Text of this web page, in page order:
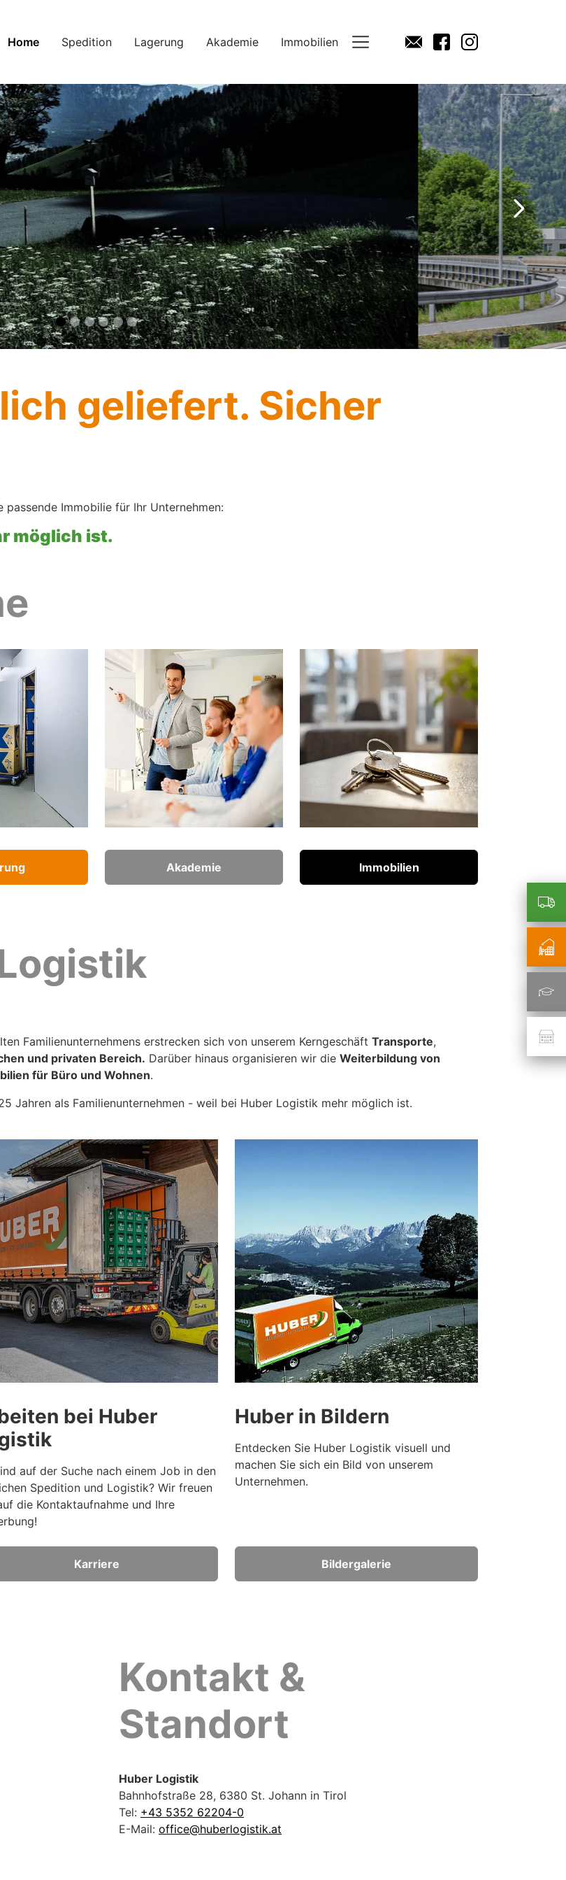
Home Spedition Lagerung Akademie Immobilien
geliefert. Sicher
Immobilie für Ihr Unternehmen:
möglich ist.
Akademie Immobilien
Familienunternehmens erstrecken sich von unserem Kerngeschäft Transporte,
und privaten Bereich. Darüber hinaus organisieren wir die Weiterbildung von
für Büro und Wohnen.
Jahren als Familienunternehmen - weil bei Huber Logistik mehr möglich ist.
bei Huber
auf der Suche nach einem Job in den
Spedition und Logistik? Wir freuen
die Kontaktaufnahme und Ihre
Karriere
Huber in Bildern
Entdecken Sie Huber Logistik visuell und
machen Sie sich ein Bild von unserem
Unternehmen.
Bildergalerie
Kontakt &
Standort
Huber Logistik
Bahnhofstraße 28, 6380 St. Johann in Tirol
Tel: +43 5352 62204-0
E-Mail: office@huberlogistik.at